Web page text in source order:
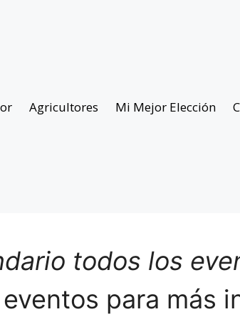
Agricultores Mi Mejor Elección
todos los
para más